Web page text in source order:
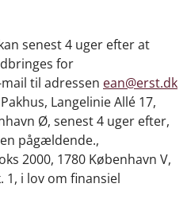
senest 4 uger efter at
for
til adressen ean@erst.dk
Langelinie Allé 17,
Ø, senest 4 uger efter,
pågældende.,
2000, 1780 København V,
1, i lov om finansiel